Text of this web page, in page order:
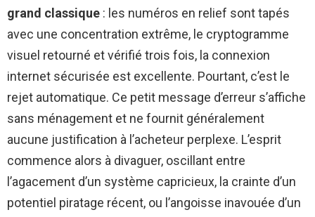
grand classique : les numéros en relief sont tapés
avec une concentration extrême, le cryptogramme
visuel retourné et vérifié trois fois, la connexion
internet sécurisée est excellente. Pourtant, c’est le
rejet automatique. Ce petit message d’erreur s’affiche
sans ménagement et ne fournit généralement
aucune justification à l’acheteur perplexe. L’esprit
commence alors à divaguer, oscillant entre
l’agacement d’un système capricieux, la crainte d’un
potentiel piratage récent, ou l’angoisse inavouée d’un